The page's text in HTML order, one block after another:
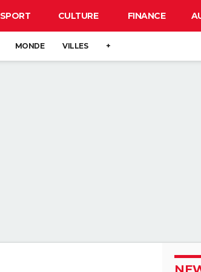
SPORT CULTURE FINANCE
MONDE VILLES +